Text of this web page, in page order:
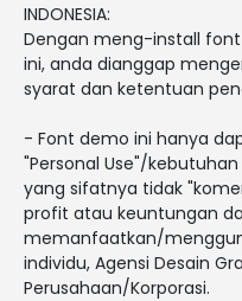
INDONESIA:
Dengan meng-install
ini, anda dianggap
syarat dan ketentuan
- Font demo ini hanya
"Personal Use"/
yang sifatnya tidak
profit atau keuntungan
memanfaatkan/
individu, Agensi Desain
Perusahaan/Korporasi.